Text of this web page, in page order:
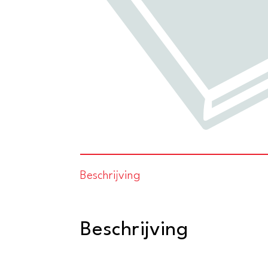
Beschrijving
Beschrijving